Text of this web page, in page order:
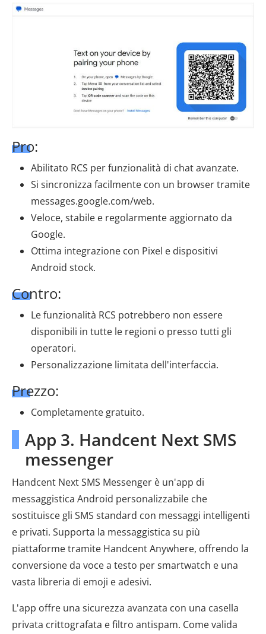
Pro:
Abilitato RCS per funzionalità di chat avanzate.
Si sincronizza facilmente con un browser tramite
messages.google.com/web.
Veloce, stabile e regolarmente aggiornato da
Google.
Ottima integrazione con Pixel e dispositivi
Android stock.
Contro:
Le funzionalità RCS potrebbero non essere
disponibili in tutte le regioni o presso tutti gli
operatori.
Personalizzazione limitata dell'interfaccia.
Prezzo:
Completamente gratuito.
App 3. Handcent Next SMS
messenger
Handcent Next SMS Messenger è un'app di
messaggistica Android personalizzabile che
sostituisce gli SMS standard con messaggi intelligenti
e privati. Supporta la messaggistica su più
piattaforme tramite Handcent Anywhere, offrendo la
conversione da voce a testo per smartwatch e una
vasta libreria di emoji e adesivi.
L'app offre una sicurezza avanzata con una casella
privata crittografata e filtro antispam. Come valida